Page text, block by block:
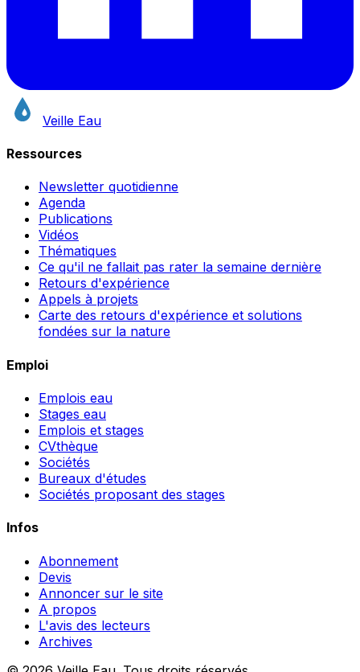
Veille Eau
Ressources
Newsletter quotidienne
Agenda
Publications
Vidéos
Thématiques
Ce qu'il ne fallait pas rater la semaine dernière
Retours d'expérience
Appels à projets
Carte des retours d'expérience et solutions
fondées sur la nature
Emploi
Emplois eau
Stages eau
Emplois et stages
CVthèque
Sociétés
Bureaux d'études
Sociétés proposant des stages
Infos
Abonnement
Devis
Annoncer sur le site
A propos
L'avis des lecteurs
Archives